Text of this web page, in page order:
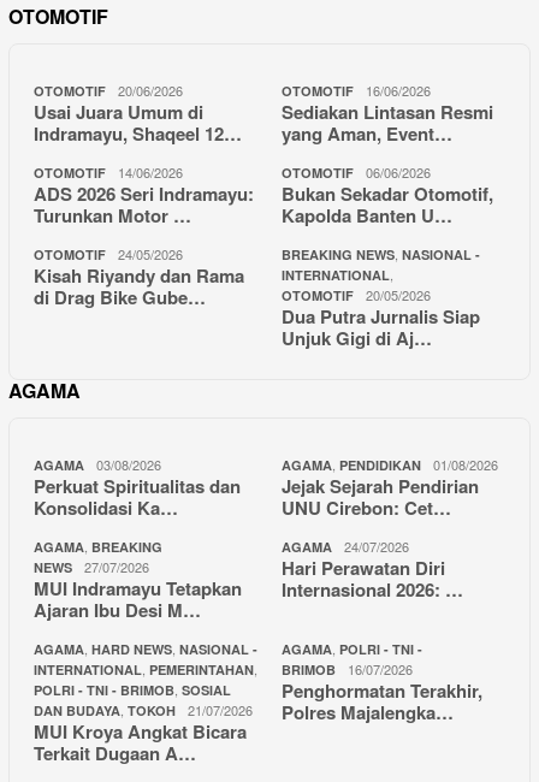
OTOMOTIF
OTOMOTIF 20/06/2026
Usai Juara Umum di
Indramayu, Shaqeel 12…
OTOMOTIF 16/06/2026
Sediakan Lintasan Resmi
yang Aman, Event…
OTOMOTIF 14/06/2026
ADS 2026 Seri Indramayu:
Turunkan Motor …
OTOMOTIF 06/06/2026
Bukan Sekadar Otomotif,
Kapolda Banten U…
OTOMOTIF 24/05/2026
Kisah Riyandy dan Rama
di Drag Bike Gube…
BREAKING NEWS NASIONAL -
INTERNATIONAL
OTOMOTIF 20/05/2026
Dua Putra Jurnalis Siap
Unjuk Gigi di Aj…
AGAMA
AGAMA 03/08/2026
Perkuat Spiritualitas dan
Konsolidasi Ka…
AGAMA PENDIDIKAN 01/08/2026
Jejak Sejarah Pendirian
UNU Cirebon: Cet…
AGAMA BREAKING
NEWS
27/07/2026
MUI Indramayu Tetapkan
Ajaran Ibu Desi M…
AGAMA 24/07/2026
Hari Perawatan Diri
Internasional 2026: …
AGAMA HARD NEWS NASIONAL -
INTERNATIONAL PEMERINTAHAN
POLRI - TNI - BRIMOB SOSIAL
DAN BUDAYA TOKOH 21/07/2026
MUI Kroya Angkat Bicara
Terkait Dugaan A…
AGAMA POLRI - TNI -
BRIMOB
16/07/2026
Penghormatan Terakhir,
Polres Majalengka…